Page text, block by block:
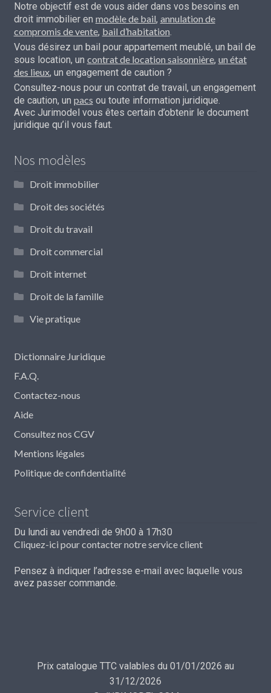
Notre objectif est de vous aider dans vos besoins en
droit immobilier en modèle de bail, annulation de
compromis de vente, bail d’habitation.
Vous désirez un bail pour appartement meublé, un bail de
sous location, un contrat de location saisonnière, un état
des lieux, un engagement de caution ?
Consultez-nous pour un contrat de travail, un engagement
de caution, un pacs ou toute information juridique.
Avec Jurimodel vous êtes certain d’obtenir le document
juridique qu’il vous faut.
Nos modèles
Droit immobilier
Droit des sociétés
Droit du travail
Droit commercial
Droit internet
Droit de la famille
Vie pratique
Dictionnaire Juridique
F.A.Q.
Contactez-nous
Aide
Consultez nos CGV
Mentions légales
Politique de confidentialité
Service client
Du lundi au vendredi de 9h00 à 17h30
Cliquez-ici pour contacter notre service client
Pensez à indiquer l’adresse e-mail avec laquelle vous
avez passer commande.
Prix catalogue TTC valables du 01/01/2026 au
31/12/2026